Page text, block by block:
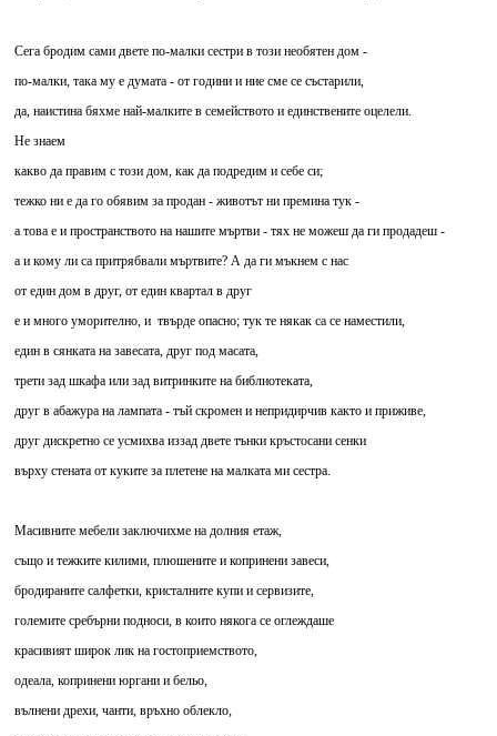
Сега бродим сами двете по-малки сестри в този необятен дом -
по-малки, така му е думата - от години и ние сме се състарили,
да, наистина бяхме най-малките в семейството и единствените оцелели.
Не знаем
какво да правим с този дом, как да подредим и себе си;
тежко ни е да го обявим за продан - животът ни премина тук -
а това е и пространството на нашите мъртви - тях не можеш да ги продадеш -
а и кому ли са притрябвали мъртвите? А да ги мъкнем с нас
от един дом в друг, от един квартал в друг
е и много уморително, и твърде опасно; тук те някак са се наместили,
един в сянката на завесата, друг под масата,
трети зад шкафа или зад витринките на библиотеката,
друг в абажура на лампата - тъй скромен и непридирчив както и приживе,
друг дискретно се усмихва иззад двете тънки кръстосани сенки
върху стената от куките за плетене на малката ми сестра.
Масивните мебели заключихме на долния етаж,
също и тежките килими, плюшените и копринени завеси,
бродираните салфетки, кристалните купи и сервизите,
големите сребърни подноси, в които някога се оглеждаше
красивият широк лик на гостоприемството,
одеала, копринени юргани и бельо,
вълнени дрехи, чанти, връхно облекло,